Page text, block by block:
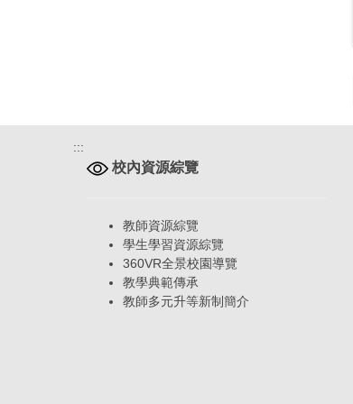
:::
校內資源綜覽
教師資源綜覽
學生學習資源綜覽
360VR全景校園導覽
教學典範傳承
教師多元升等新制簡介